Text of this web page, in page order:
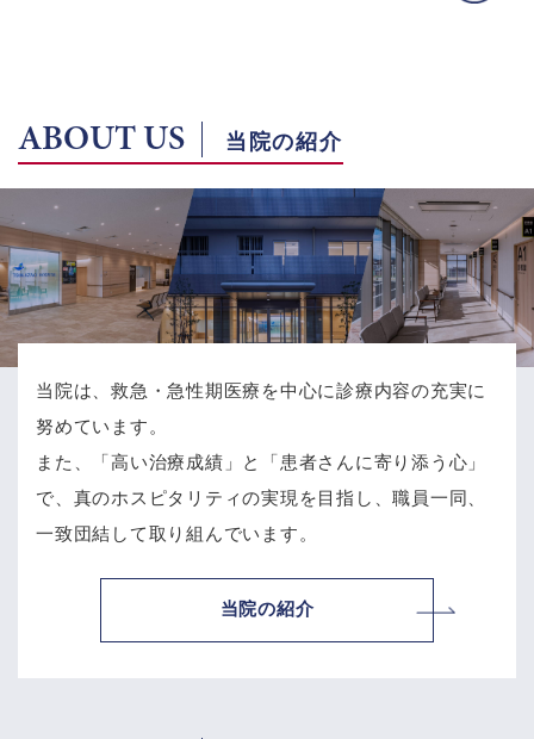
ABOUT US 当院の紹介
当院は、救急・急性期医療を中心に診療内容の充実に
努めています。
また、「高い治療成績」と「患者さんに寄り添う心」
で、 真のホスピタリティの実現を目指し、職員一同、
一致団結して取り組んでいます。
当院の紹介